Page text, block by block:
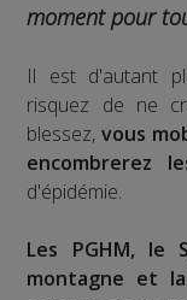
moment pour
Il est d'autant
risquez de ne
blessez, vous
encombrerez
d'épidémie.
Les PGHM, le
montagne et